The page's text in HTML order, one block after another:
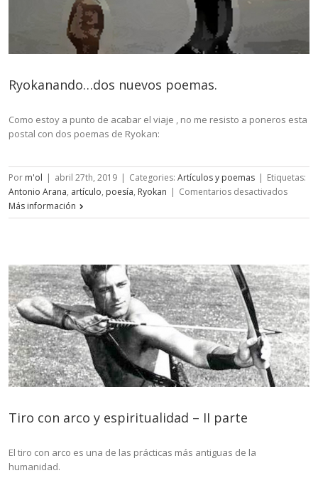
Ryokanando…dos nuevos poemas.
Como estoy a punto de acabar el viaje , no me resisto a poneros esta
postal con dos poemas de Ryokan:
Por m'ol | abril 27th, 2019 | Categories: Artículos y poemas | Etiquetas:
Antonio Arana, artículo, poesía, Ryokan | Comentarios desactivadosen
dos
Más información
Tiro con arco y espiritualidad – II parte
El tiro con arco es una de las prácticas más antiguas de la
humanidad.